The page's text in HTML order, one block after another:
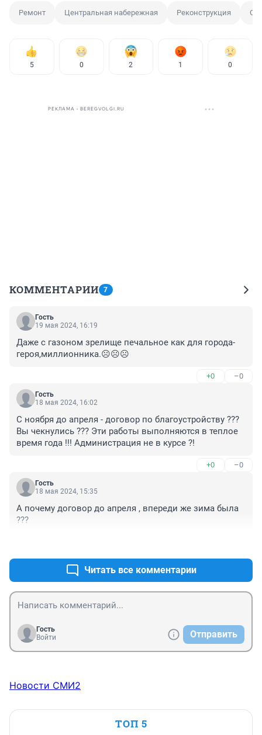
Ремонт Центральная набережная Реконструкция
5 0 2 1 0
РЕКЛАМА • BEREGVOLGI.RU
КОММЕНТАРИИ 7
Гость
19 мая 2024, 16:19
Даже с газоном зрелище печальное как для города-
героя,миллионника.☹️☹️☹️
+0 –0
Гость
18 мая 2024, 16:02
С ноября до апреля - договор по благоустройству ???
Вы чекнулись ??? Эти работы выполняются в теплое
время года !!! Администрация не в курсе ?!
+0 –0
Гость
18 мая 2024, 15:35
А почему договор до апреля , впереди же зима была
???
Читать все комментарии
Гость
Войти
Отправить
Новости СМИ2
ТОП 5